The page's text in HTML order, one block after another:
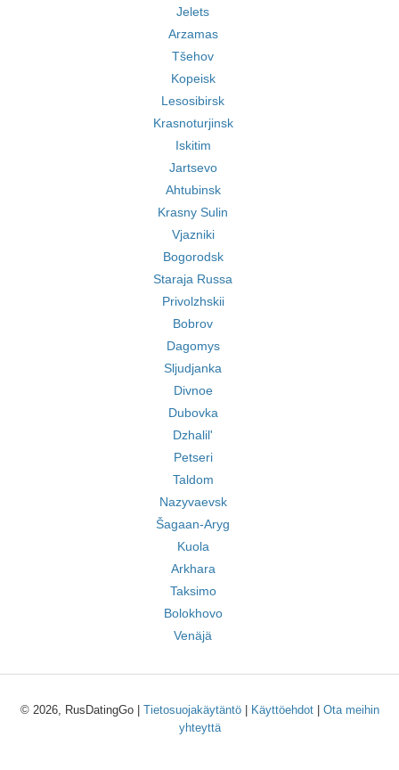
Jelets
Arzamas
Tšehov
Kopeisk
Lesosibirsk
Krasnoturjinsk
Iskitim
Jartsevo
Ahtubinsk
Krasny Sulin
Vjazniki
Bogorodsk
Staraja Russa
Privolzhskii
Bobrov
Dagomys
Sljudjanka
Divnoe
Dubovka
Dzhalil'
Petseri
Taldom
Nazyvaevsk
Šagaan-Aryg
Kuola
Arkhara
Taksimo
Bolokhovo
Venäjä
© 2026, RusDatingGo | Tietosuojakäytäntö| Käyttöehdot| Ota meihin
yhteyttä